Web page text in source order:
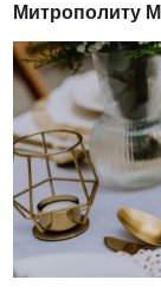
Митрополиту